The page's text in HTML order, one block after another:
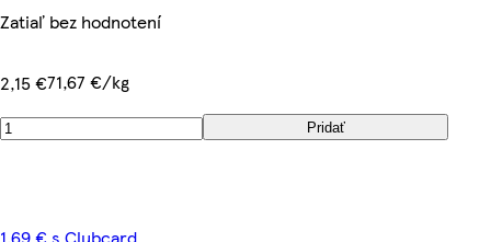
Zatiaľ bez hodnotení
2,15 €71,67 €/kg
Pridať